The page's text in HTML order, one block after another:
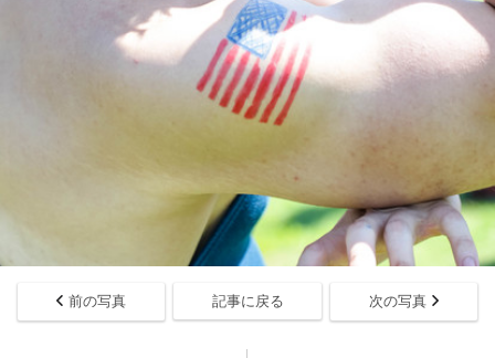
前の写真 記事に戻る 次の写真